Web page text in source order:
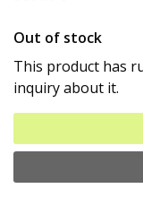
Out of stock
This product has
inquiry about it.